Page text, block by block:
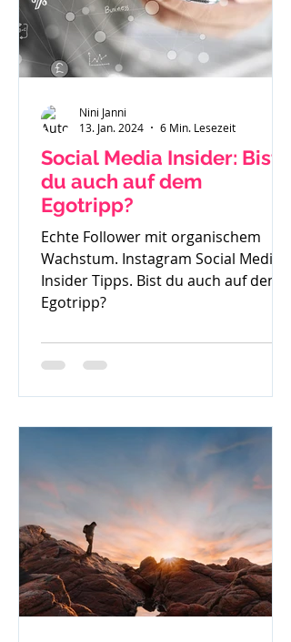
Social Media Insider: Bist
du auch auf dem
Egotripp?
Echte Follower mit organischem
Wachstum. Instagram Social Media
Insider Tipps. Bist du auch auf dem
Egotripp?
Nini Janni
13. Jan. 2024
6 Min. Lesezeit